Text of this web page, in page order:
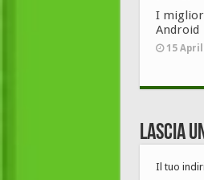
I
Android
15
Lascia
Il tuo